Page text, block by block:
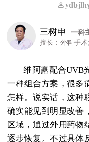
一科主任
外科手术治疗各类白癜风等
维阿露配合UVB
一种组合方案，很多
怎样。说实话，这种
确实能见到明显改善
区域，通过外用药物
逐步恢复。不过具体